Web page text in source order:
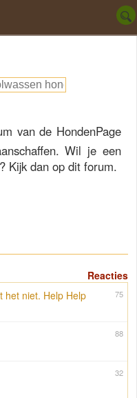
van de HondenPage
Wil je een
Kijk dan op dit forum.
Reacties
75
het niet. Help Help
88
32